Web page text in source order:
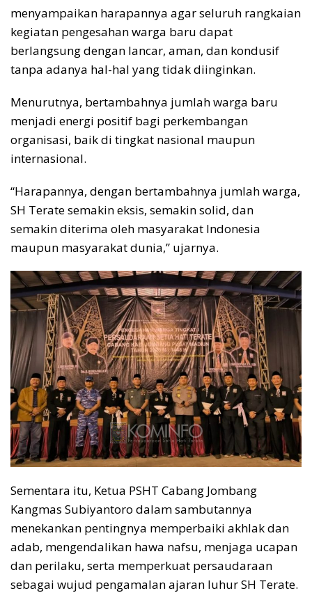
menyampaikan harapannya agar seluruh rangkaian
kegiatan pengesahan warga baru dapat
berlangsung dengan lancar, aman, dan kondusif
tanpa adanya hal-hal yang tidak diinginkan.
Menurutnya, bertambahnya jumlah warga baru
menjadi energi positif bagi perkembangan
organisasi, baik di tingkat nasional maupun
internasional.
“Harapannya, dengan bertambahnya jumlah warga,
SH Terate semakin eksis, semakin solid, dan
semakin diterima oleh masyarakat Indonesia
maupun masyarakat dunia,” ujarnya.
Sementara itu, Ketua PSHT Cabang Jombang
Kangmas Subiyantoro dalam sambutannya
menekankan pentingnya memperbaiki akhlak dan
adab, mengendalikan hawa nafsu, menjaga ucapan
dan perilaku, serta memperkuat persaudaraan
sebagai wujud pengamalan ajaran luhur SH Terate.